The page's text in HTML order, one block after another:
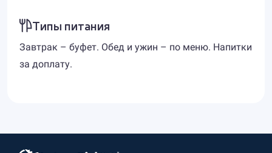
Типы питания
Завтрак – буфет. Обед и ужин – по меню. Напитки
за доплату.